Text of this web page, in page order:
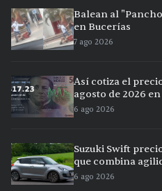
Balean al
en Bucerías
7 ago 2026
Así cotiza el
agosto de 2026
6 ago 2026
Suzuki Swift
que combina
6 ago 2026